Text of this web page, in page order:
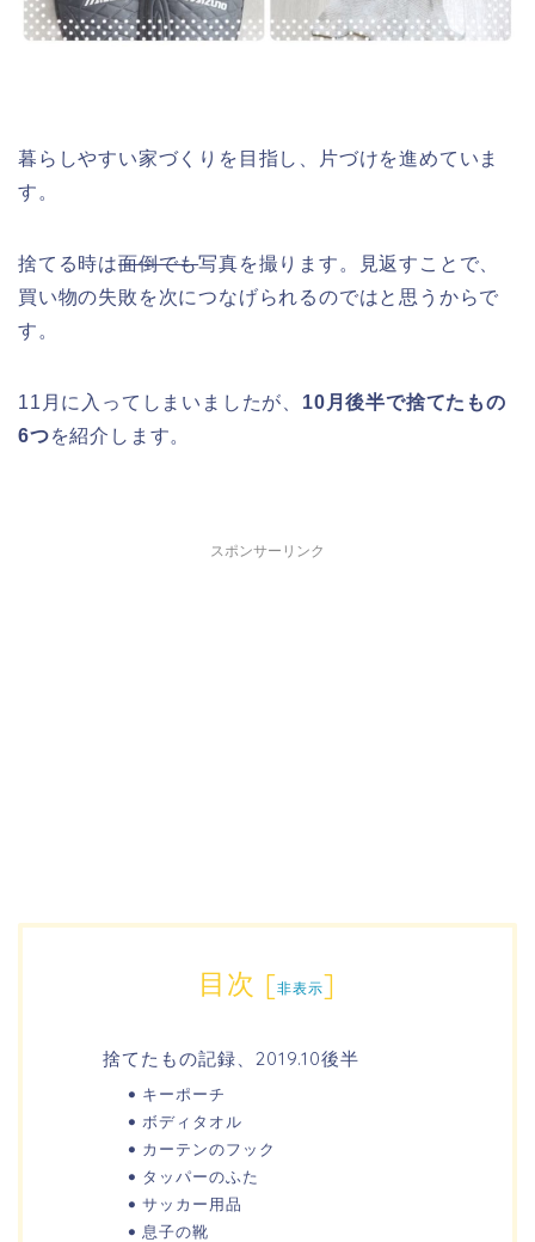
暮らしやすい家づくりを目指し、片づけを進めていま
す。
捨てる時は面倒でも写真を撮ります。見返すことで、
買い物の失敗を次につなげられるのではと思うからで
す。
11月に入ってしまいましたが、 10月後半で捨てたもの
6つを紹介します。
スポンサーリンク
目次 [非表示]
捨てたもの記録、2019.10後半
キーポーチ
ボディタオル
カーテンのフック
タッパーのふた
サッカー用品
息子の靴